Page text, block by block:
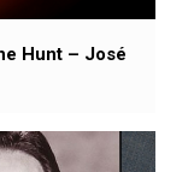
Hunt – José